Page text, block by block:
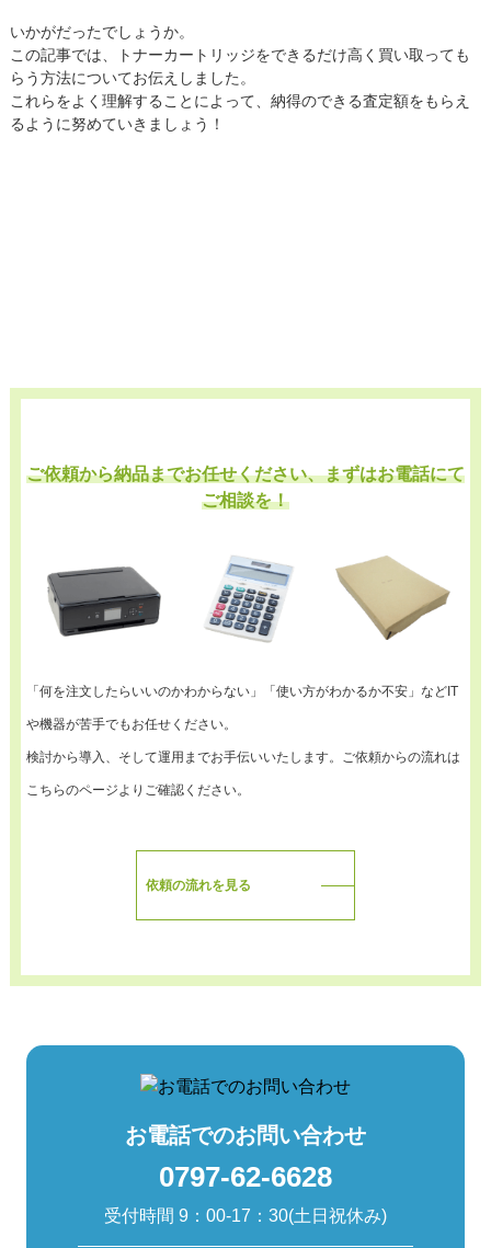
いかがだったでしょうか。
この記事では、トナーカートリッジをできるだけ高く買い取っても
らう方法についてお伝えしました。
これらをよく理解することによって、納得のできる査定額をもらえ
るように努めていきましょう！
ご依頼から納品までお任せください、まずはお電話にて
ご相談を！
「何を注文したらいいのかわからない」「使い方がわかるか不安」などIT
や機器が苦手でもお任せください。
検討から導入、そして運用までお手伝いいたします。ご依頼からの流れは
こちらのページよりご確認ください。
依頼の流れを見る
お電話でのお問い合わせ
0797-62-6628
受付時間 9：00-17：30(土日祝休み)